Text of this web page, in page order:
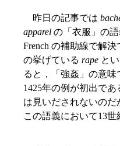
昨日の記事では
apparel の「衣服」の
French の補助線で解
の挙げている rape と
ると，「強姦」の意味
1425年の例が初出で
は見いだされないのだ
この語義において13世